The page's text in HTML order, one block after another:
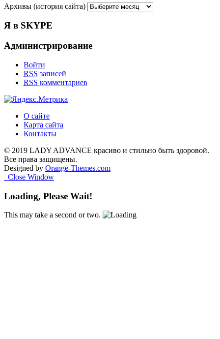
Архивы (история сайта)
Я в SKYPE
Администрирование
Войти
RSS записей
RSS комментариев
О сайте
Карта сайта
Контакты
© 2019 LADY ADVANCE красиво и стильно быть здоровой.
Все права защищены.
Designed by Orange-Themes.com
Close Window
Loading, Please Wait!
This may take a second or two.